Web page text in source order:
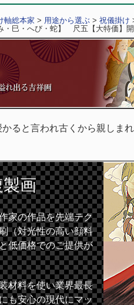
軸総本家 > 用途から選ぶ > 祝儀掛け
・巳・へび・蛇】 尺五【大特価】
かると言われ古くから親しま
画
家の作品を先端テク
（対光性の高い顔料
低価格でのご提供が
材料を使い業界最長
も安心の現代にマッ